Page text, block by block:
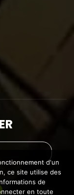
d'un
ce site utilise des
de
en toute